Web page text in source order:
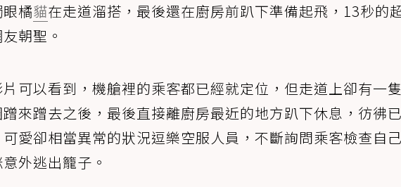
橘貓在走道溜搭，最後還在廚房前趴下準備起飛，13秒的
朝聖。
可以看到，機艙裡的乘客都已經就定位，但走道上卻有一
來蹭去之後，最後直接離廚房最近的地方趴下休息，彷彿
愛卻相當異常的狀況逗樂空服人員，不斷詢問乘客檢查自
外逃出籠子。